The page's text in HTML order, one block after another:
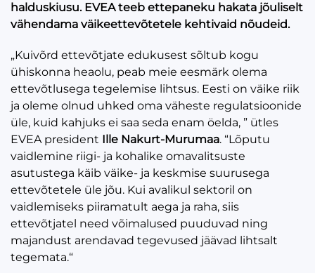
halduskiusu. EVEA teeb ettepaneku hakata jõuliselt
vähendama väikeettevõtetele kehtivaid nõudeid.
„Kuivõrd ettevõtjate edukusest sõltub kogu
ühiskonna heaolu, peab meie eesmärk olema
ettevõtlusega tegelemise lihtsus. Eesti on väike riik
ja oleme olnud uhked oma väheste regulatsioonide
üle, kuid kahjuks ei saa seda enam öelda, ” ütles
EVEA president Ille Nakurt-Murumaa. “Lõputu
vaidlemine riigi- ja kohalike omavalitsuste
asutustega käib väike- ja keskmise suurusega
ettevõtetele üle jõu. Kui avalikul sektoril on
vaidlemiseks piiramatult aega ja raha, siis
ettevõtjatel need võimalused puuduvad ning
majandust arendavad tegevused jäävad lihtsalt
tegemata.“